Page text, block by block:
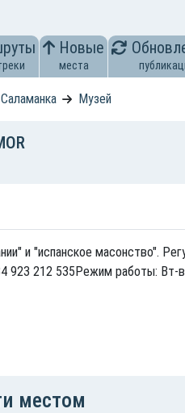
Новые
места
Саламанка Музей
и "испанское масонство".
923 212 535Режим работы: Вт-
местом